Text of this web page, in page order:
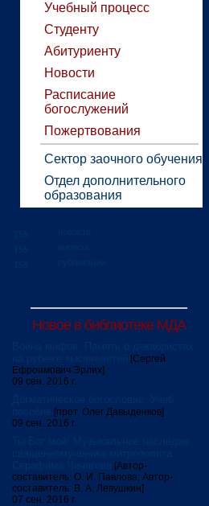
Учебный процесс
Студенту
Абитуриенту
Новости
Расписание
богослужений
Пожертвования
Сектор заочного обучения
Отдел дополнительного
образования
Новое в библиотеке МДА
[Сергей
Ефроимович Эрлих]
09 сен. 2016 г.
[прот. Олег Давыденков]
09 сен. 2016 г.
[Автор-
составитель: О. И. Павлова; Автор-
составитель: В. А. Левушкин]
07 сен. 2016 г.